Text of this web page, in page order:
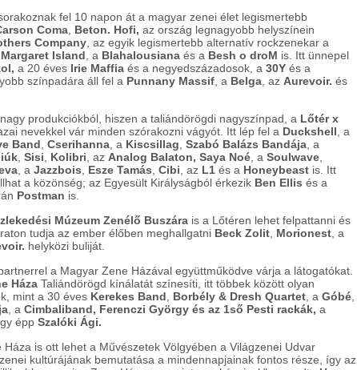
fel 10 napon át a magyar zenei élet legismertebb
Coma, Beton. Hofi, az ország legnagyobb helyszínein
Company, az egyik legismertebb alternatív rockzenekar a
Margaret Island, a Blahalousiana és a Besh o droM is. Itt ünnepel
a 20 éves Irie Maffia és a negyedszázadosok, a 30Y és a
színpadára áll fel a Punnany Massif, a Belga, az Aurevoir. és
produkciókból, hiszen a taliándörögdi nagyszínpad, a Lőtér x
nevekkel vár minden szórakozni vágyót. Itt lép fel a Duckshell, a
Band, Cserihanna, a Kiscsillag, Szabó Balázs Bandája, a
, Sisi, Kolibri, az Analog Balaton, Saya Noé, a Soulwave,
, a Jazzbois, Esze Tamás, Cibi, az L1 és a Honeybeast is. Itt
a közönség; az Egyesült Királyságból érkezik Ben Ellis és a
Postman is.
Múzeum Zenélő Buszára is a Lőtéren lehet felpattanni és
tudja az ember élőben meghallgatni Beck Zolit, Morionest, a
helyközi buliját.
a Magyar Zene Házával együttműködve várja a látogatókat.
Háza Taliándörögd kínálatát színesíti, itt többek között olyan
mint a 30 éves Kerekes Band, Borbély & Dresh Quartet, a Góbé,
, a Cimbaliband, Ferenczi György és az 1ső Pesti rackák, a
épp Szalóki Ági.
is ott lehet a Művészetek Völgyében a Világzenei Udvar
kultúrájának bemutatása a mindennapjainak fontos része, így az